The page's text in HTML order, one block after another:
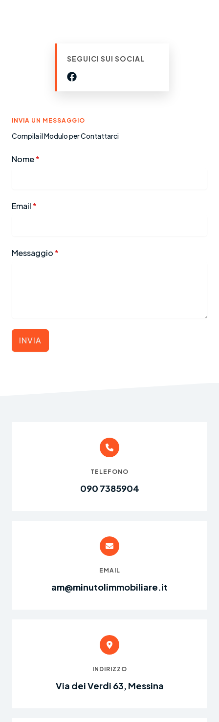
SEGUICI SUI SOCIAL
INVIA UN MESSAGGIO
Compila il Modulo per Contattarci
Nome*
Email*
Messaggio*
INVIA
TELEFONO
090 7385904
EMAIL
am@minutolimmobiliare.it
INDIRIZZO
Via dei Verdi 63, Messina